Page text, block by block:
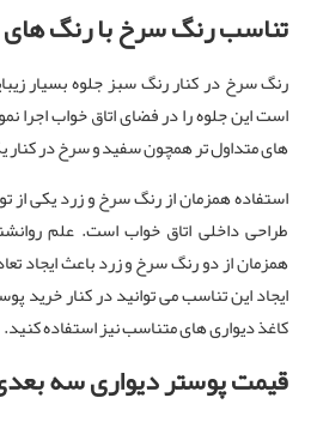
تناسب رنگ سرخ با رنگ
رنگ سرخ در کنار رنگ سبز جلوه بسیار
است این جلوه را در فضای اتاق خواب اجرا
های متداول تر همچون سفید و سرخ در کنار
استفاده همزمان از رنگ سرخ و زرد یکی از
طراحی داخلی اتاق خواب است. علم
همزمان از دو رنگ سرخ و زرد باعث ایجاد
ایجاد این تناسب می توانید در کنار خرید
کاغذ دیواری های متناسب نیز استفاده کنید.
قیمت پوستر دیواری سه بعدی